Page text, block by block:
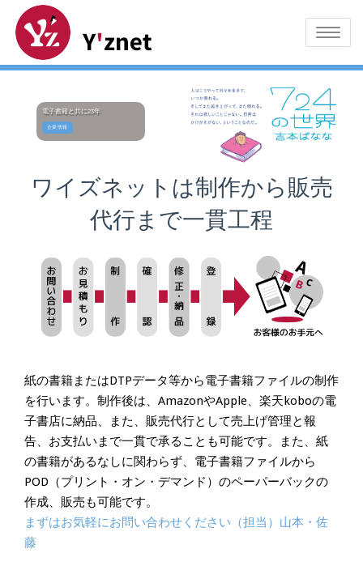
Toggle
電子書籍と共に23年
企業情報
ワイズネットは制作から販売
代行まで一貫工程
紙の書籍またはDTPデータ等から電子書籍ファイルの制作
を行います。制作後は、AmazonやApple、楽天koboの電
子書店に納品、また、販売代行として売上げ管理と報
告、お支払いまで一貫で承ることも可能です。また、紙
の書籍があるなしに関わらず、電子書籍ファイルから
POD（プリント・オン・デマンド）のペーパーバックの
作成、販売も可能です。
まずはお気軽にお問い合わせください（担当）山本・佐
藤